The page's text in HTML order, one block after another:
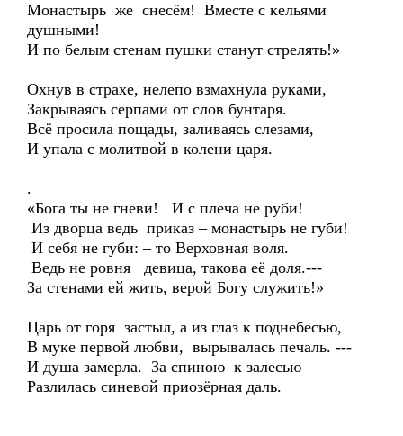
Монастырь же снесём! Вместе с кельями
душными!
И по белым стенам пушки станут стрелять!»
Охнув в страхе, нелепо взмахнула руками,
Закрываясь серпами от слов бунтаря.
Всё просила пощады, заливаясь слезами,
И упала с молитвой в колени царя.
.
«Бога ты не гневи! И с плеча не руби!
Из дворца ведь приказ – монастырь не губи!
И себя не губи: – то Верховная воля.
Ведь не ровня девица, такова её доля.---
За стенами ей жить, верой Богу служить!»
Царь от горя застыл, а из глаз к поднебесью,
В муке первой любви, вырывалась печаль. ---
И душа замерла. За спиною к залесью
Разлилась синевой приозёрная даль.